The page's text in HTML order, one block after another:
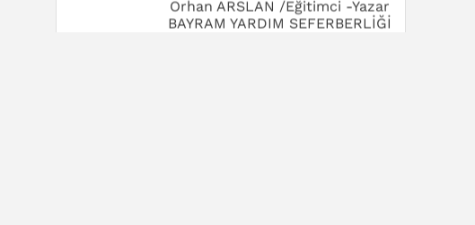
BAYRAM YARDIM SEFERBERLİĞİ